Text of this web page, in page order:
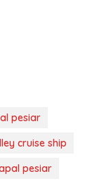
pesiar
cruise ship
pesiar